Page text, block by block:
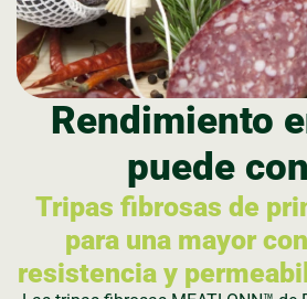
Rendimiento
puede
Tripas fibrosas de
para una mayor
resistencia y